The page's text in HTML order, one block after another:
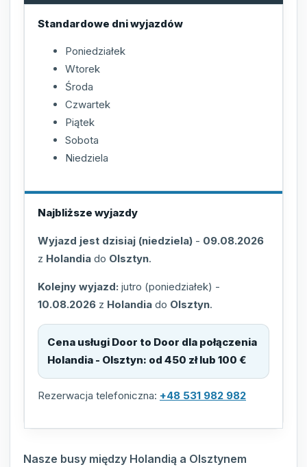
Standardowe dni wyjazdów
Poniedziałek
Wtorek
Środa
Czwartek
Piątek
Sobota
Niedziela
Najbliższe wyjazdy
Wyjazd jest dzisiaj (niedziela) - 09.08.2026
z Holandia do Olsztyn.
Kolejny wyjazd: jutro (poniedziałek) -
10.08.2026 z Holandia do Olsztyn.
Cena usługi Door to Door dla połączenia
Holandia - Olsztyn: od 450 zł lub 100 €
Rezerwacja telefoniczna: +48 531 982 982
Nasze busy między Holandią a Olsztynem